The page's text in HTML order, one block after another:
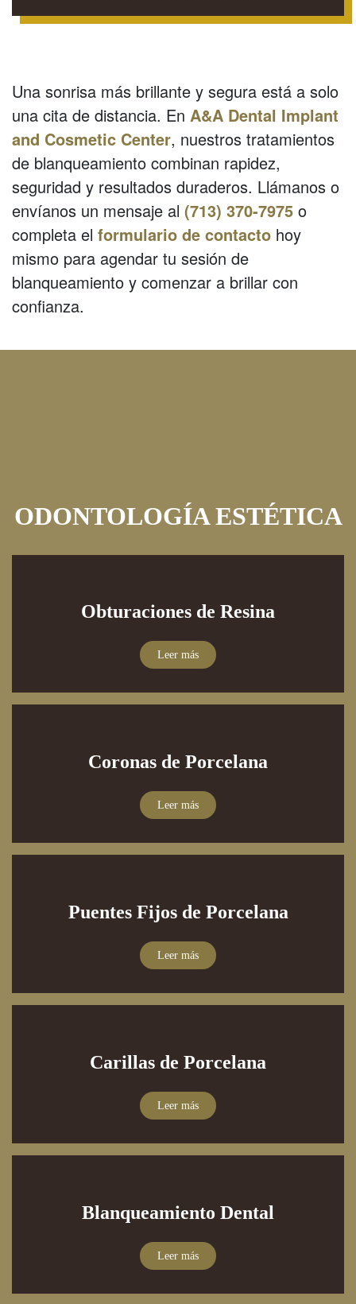
Una sonrisa más brillante y segura está a solo
una cita de distancia. En A&A Dental Implant
and Cosmetic Center, nuestros tratamientos
de blanqueamiento combinan rapidez,
seguridad y resultados duraderos. Llámanos o
envíanos un mensaje al (713) 370-7975 o
completa el formulario de contacto hoy
mismo para agendar tu sesión de
blanqueamiento y comenzar a brillar con
confianza.
ODONTOLOGÍA ESTÉTICA
Obturaciones de Resina
Leer más
Coronas de Porcelana
Leer más
Puentes Fijos de Porcelana
Leer más
Carillas de Porcelana
Leer más
Blanqueamiento Dental
Leer más